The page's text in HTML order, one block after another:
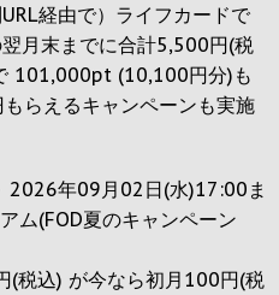
URL経由で）ライフカードで
月末までに合計5,500円(税
101,000pt (10,100円分)も
らえるキャンペーンも実施
年09月02日(水)17:00ま
ム(FOD夏のキャンペーン
(税込) が今なら初月100円(税